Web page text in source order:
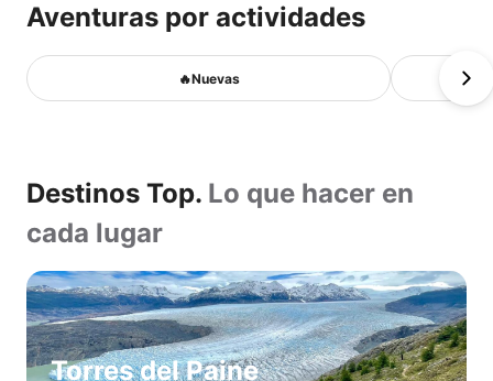
con
mejores
guías
locales.
Habla
Aventuras por actividades
🔥
Nuevas
aves
Montañismo
en
hielo
Kayak
Pesca
🔥Nuevas
Top.
Lo
que
hacer
en
Destinos Top. Lo que hacer en
cada lugar
Torres del Paine